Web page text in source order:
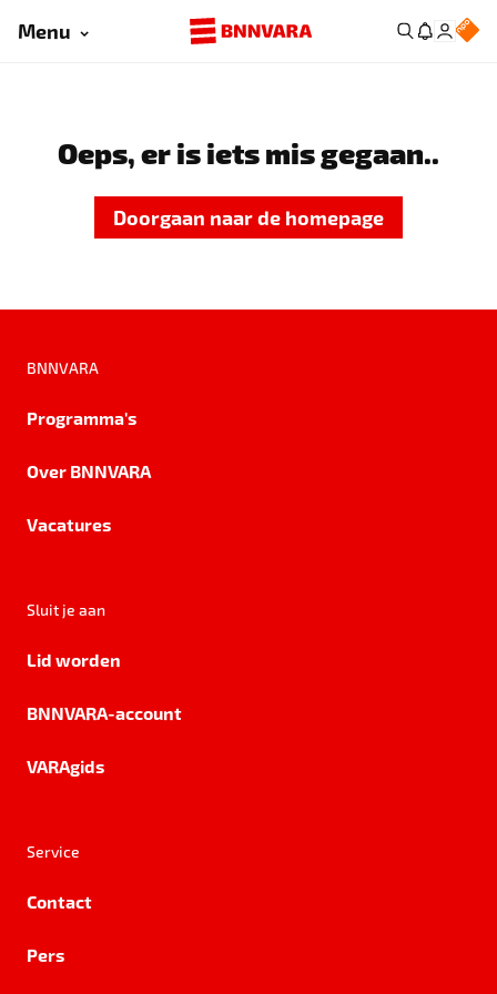
Menu
Oeps, er is iets mis gegaan..
Doorgaan naar de homepage
BNNVARA
Programma's
Over BNNVARA
Vacatures
Sluit je aan
Lid worden
BNNVARA-account
VARAgids
Service
Contact
Pers